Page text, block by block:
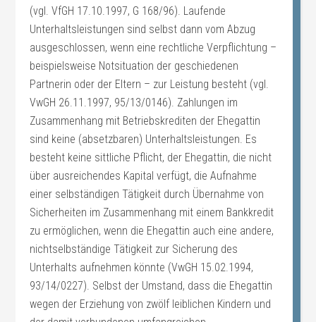
(vgl. VfGH 17.10.1997, G 168/96). Laufende
Unterhaltsleistungen sind selbst dann vom Abzug
ausgeschlossen, wenn eine rechtliche Verpflichtung –
beispielsweise Notsituation der geschiedenen
Partnerin oder der Eltern – zur Leistung besteht (vgl.
VwGH 26.11.1997, 95/13/0146). Zahlungen im
Zusammenhang mit Betriebskrediten der Ehegattin
sind keine (absetzbaren) Unterhaltsleistungen. Es
besteht keine sittliche Pflicht, der Ehegattin, die nicht
über ausreichendes Kapital verfügt, die Aufnahme
einer selbständigen Tätigkeit durch Übernahme von
Sicherheiten im Zusammenhang mit einem Bankkredit
zu ermöglichen, wenn die Ehegattin auch eine andere,
nichtselbständige Tätigkeit zur Sicherung des
Unterhalts aufnehmen könnte (VwGH 15.02.1994,
93/14/0227). Selbst der Umstand, dass die Ehegattin
wegen der Erziehung von zwölf leiblichen Kindern und